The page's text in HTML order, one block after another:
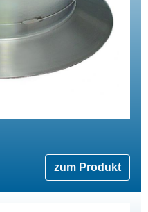
zum Produkt